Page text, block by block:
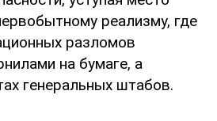
реализму, где
разломов
на бумаге, а
генеральных штабов.